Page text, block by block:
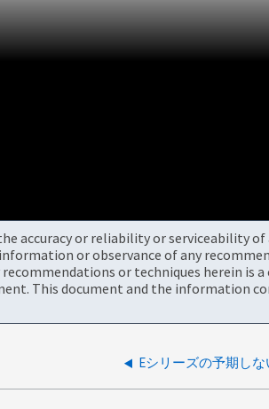
accuracy or reliability or serviceability
or observance of any
or techniques herein is
This document and the information
Eシリーズの予期しな